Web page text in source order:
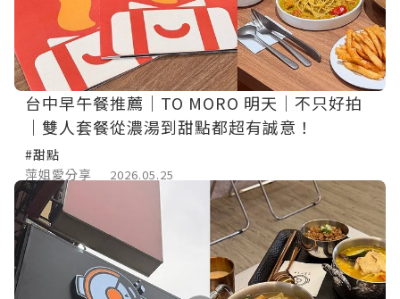
台中早午餐推薦｜TO MORO 明天｜不只好拍
｜雙人套餐從濃湯到甜點都超有誠意！
#甜點
萍姐愛分享
2026.05.25